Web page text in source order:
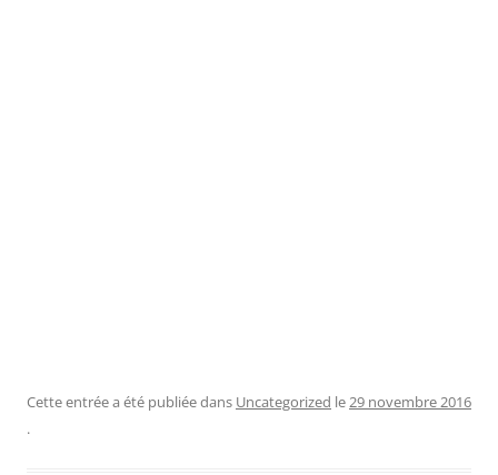
Cette entrée a été publiée dans Uncategorized le29 novembre 2016
.